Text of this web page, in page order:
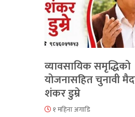
व्यावसायिक समृद्धिको
योजनासहित चुनावी
शंकर डुम्रे
१ महिना अगाडि